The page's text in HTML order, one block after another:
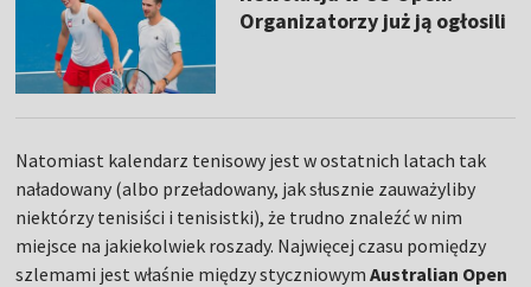
Organizatorzy już ją ogłosili
Natomiast kalendarz tenisowy jest w ostatnich latach tak
naładowany (albo przeładowany, jak słusznie zauważyliby
niektórzy tenisiści i tenisistki), że trudno znaleźć w nim
miejsce na jakiekolwiek roszady. Najwięcej czasu pomiędzy
szlemami jest właśnie między styczniowymAustralian Open